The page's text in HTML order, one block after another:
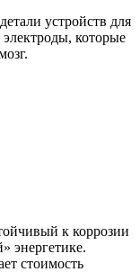
устройств для
которые
к коррозии
энергетике.
стоимость